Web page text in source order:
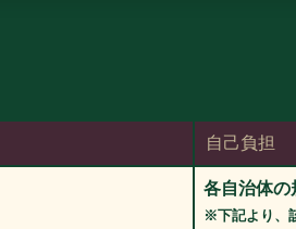
自己負担
各自治体の
※下記より、